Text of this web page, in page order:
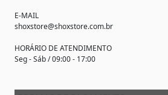
E-MAIL
shoxstore@shoxstore.com.br
HORÁRIO DE ATENDIMENTO
Seg - Sáb / 09:00 - 17:00